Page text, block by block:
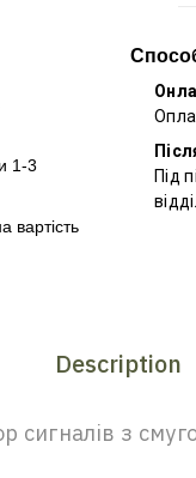
1-3
вартість
Під
Description
з